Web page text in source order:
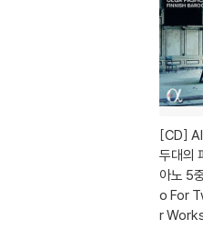
[CD]
두대의
아노 5
o For
r